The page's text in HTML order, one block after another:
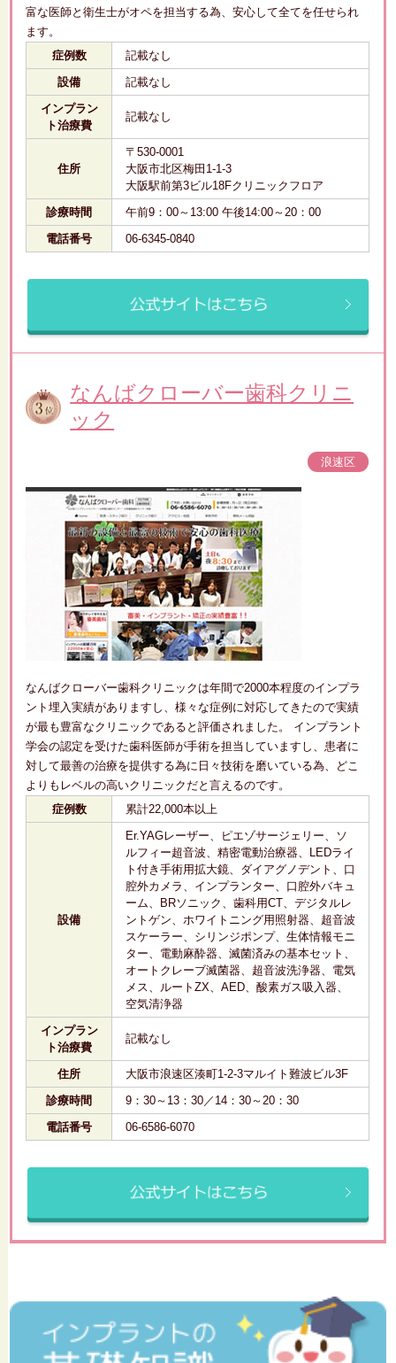
富な医師と衛生士がオペを担当する為、安心して全てを任せられ
ます。
症例数
記載なし
設備
記載なし
インプラン
ト治療費
記載なし
住所
〒530-0001
大阪市北区梅田1-1-3
大阪駅前第3ビル18Fクリニックフロア
診療時間
午前9：00～13:00 午後14:00～20：00
電話番号
06-6345-0840
なんばクローバー歯科クリニ
ック
浪速区
なんばクローバー歯科クリニックは年間で2000本程度のインプラ
ント埋入実績がありますし、様々な症例に対応してきたので実績
が最も豊富なクリニックであると評価されました。 インプラント
学会の認定を受けた歯科医師が手術を担当していますし、患者に
対して最善の治療を提供する為に日々技術を磨いている為、どこ
よりもレベルの高いクリニックだと言えるのです。
症例数
累計22,000本以上
設備
Er.YAGレーザー、ピエゾサージェリー、ソ
ルフィー超音波、精密電動治療器、LEDライ
ト付き手術用拡大鏡、ダイアグノデント、口
腔外カメラ、インプランター、口腔外バキュ
ーム、BRソニック、歯科用CT、デジタルレ
ントゲン、ホワイトニング用照射器、超音波
スケーラー、シリンジポンプ、生体情報モニ
ター、電動麻酔器、滅菌済みの基本セット、
オートクレーブ滅菌器、超音波洗浄器、電気
メス、ルートZX、AED、酸素ガス吸入器、
空気清浄器
インプラン
ト治療費
記載なし
住所
大阪市浪速区湊町1-2-3マルイト難波ビル3F
診療時間
9：30～13：30／14：30～20：30
電話番号
06-6586-6070